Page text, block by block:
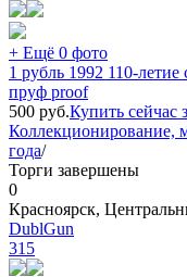
+ Ещё 0 фото
1 рубль 1992 110-
пруф proof
500 руб.Купить сейчас
Коллекционирование,
года/
Торги завершены
0
Красноярск,
DublGun
315